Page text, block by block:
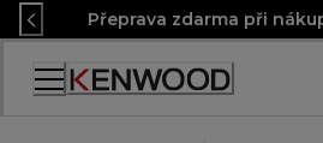
Skip
to
Content
Přeprava zdarma při
Accessibility